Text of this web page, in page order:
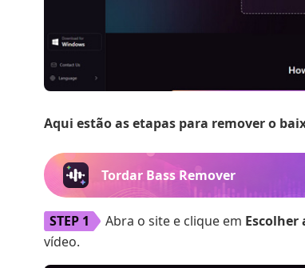
Aqui estão as etapas para remover o
Tordar Bass Remover
Abra o site e clique em Escolher
vídeo.